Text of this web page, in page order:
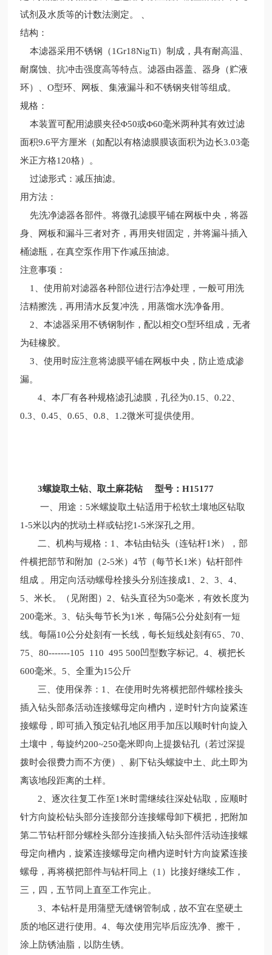
试剂及水质等的计数法测定。
结构：
本滤器采用不锈钢（1Gr18NigTi）制成，具有耐高温、
耐腐蚀、抗冲击强度高等特点。滤器由器盖、器身（贮液
环）、O型环、网板、集液漏斗和不锈钢夹钳等组成。
规格：
本装置可配用滤膜夹径Φ50或Φ60毫米两种其有效过滤
面积9.6平方厘米（如配以有格滤膜膜该面积为边长3.03毫
米正方格120格）。
过滤形式：减压抽滤。
用方法：
先洗净滤器各部件。将微孔滤膜平铺在网板中央，将器
身、网板和漏斗三者对齐，再用夹钳固定，并将漏斗插入
桶滤瓶，在真空泵作用下作减压抽滤。
注意事项：
1、使用前对滤器各种部位进行洁净处理，一般可用洗
洁精擦洗，再用清水反复冲洗，用蒸馏水洗净备用。
2、本滤器采用不锈钢制作，配以相交O型环组成，无者
为硅橡胶。
3、使用时应注意将滤膜平铺在网板中央，防止造成渗
漏。
4、本厂有各种规格滤孔滤膜，孔径为0.15、0.22、
0.3、0.45、0.65、0.8、1.2微米可提供使用。
3螺旋取土钻、取土麻花钻 型号：H15177
一、用途：5米螺旋取土钻适用于松软土壤地区钻取
1-5米以内的扰动土样或钻挖1-5米深孔之用。
二、机构与规格：1、本钻由钻头（连钻杆1米），部
件横把部节和附加（2-5米）4节（每节长1米）钻杆部件
组成 。用定向活动螺母栓接头分别连接成1、2、3、4、
5、米长。（见附图）2、钻头直径为50毫米，有效长度为
200毫米。3、钻头每节长为1米，每隔5公分处刻有一短
线。每隔10公分处刻有一长线，每长短线处刻有65、70、
75、80-------105 110 495 500凹型数字标记。4、横把长
600毫米。5、全重为15公斤
三、使用保养：1、在使用时先将横把部件螺栓接头
插入钻头部条活动连接螺母定向槽内，逆时针方向旋紧连
接螺母，即可插入预定钻孔地区用手加压以顺时针向旋入
土壤中，每旋约200~250毫米即向上提拨钻孔（若过深提
拨时会很费力而不方便）、剔下钻头螺旋中土、此土即为
离该地段距离的土样。
2、逐次往复工作至1米时需继续往深处钻取，应顺时
针方向旋松钻头部分连接部分连接螺母卸下横把，把附加
第二节钻杆部分螺栓头部分连接插入钻头部件活动连接螺
母定向槽内，旋紧连接螺母定向槽内逆时针方向旋紧连接
螺母，再将横把部件与钻杆同上（1）比接好继续工作，
三，四，五节同上直至工作完止。
3、本钻杆是用蒲壁无缝钢管制成，故不宜在坚硬土
质的地区进行使用。4、每次使用完毕后应洗净、擦干，
涂上防锈油脂，以防生锈。